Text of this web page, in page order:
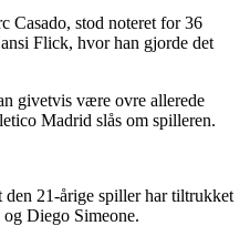
Casado, stod noteret for 36
Flick, hvor han gjorde det
givetvis være ovre allerede
Madrid slås om spilleren.
den 21-årige spiller har tiltrukket
Diego Simeone.